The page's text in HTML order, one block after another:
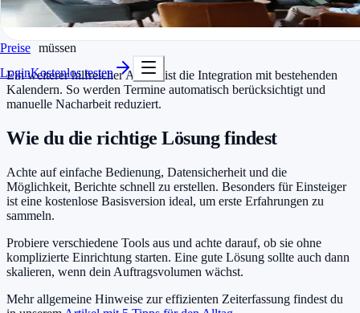
In Minuten startklar
Kostenlos testen
Preise
LoginKostenlos testen
Freelance-Designer mit Kunden in der Region
Kleine Agenturen mit hybriden Teams
müssen
Ein weiterer hilfreicher Aspekt ist die Integration mit bestehenden
Kalendern. So werden Termine automatisch berücksichtigt und
manuelle Nacharbeit reduziert.
Wie du die richtige Lösung findest
Achte auf einfache Bedienung, Datensicherheit und die
Möglichkeit, Berichte schnell zu erstellen. Besonders für Einsteiger
ist eine kostenlose Basisversion ideal, um erste Erfahrungen zu
sammeln.
Probiere verschiedene Tools aus und achte darauf, ob sie ohne
komplizierte Einrichtung starten. Eine gute Lösung sollte auch dann
skalieren, wenn dein Auftragsvolumen wächst.
Mehr allgemeine Hinweise zur effizienten Zeiterfassung findest du